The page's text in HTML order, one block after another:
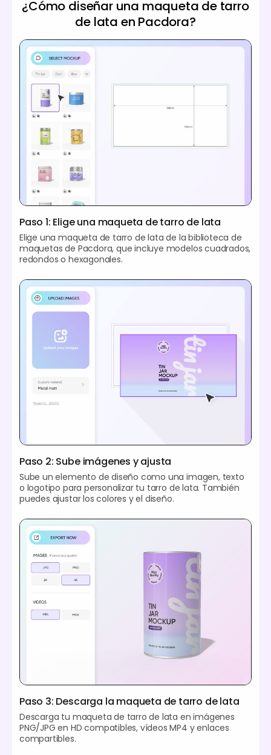
¿Cómo diseñar una maqueta de tarro
de lata en Pacdora?
Paso 1: Elige una maqueta de tarro de lata
Elige una maqueta de tarro de lata de la biblioteca de
maquetas de Pacdora, que incluye modelos cuadrados,
redondos o hexagonales.
Paso 2: Sube imágenes y ajusta
Sube un elemento de diseño como una imagen, texto
o logotipo para personalizar tu tarro de lata. También
puedes ajustar los colores y el diseño.
Paso 3: Descarga la maqueta de tarro de lata
Descarga tu maqueta de tarro de lata en imágenes
PNG/JPG en HD compatibles, vídeos MP4 y enlaces
compartibles.